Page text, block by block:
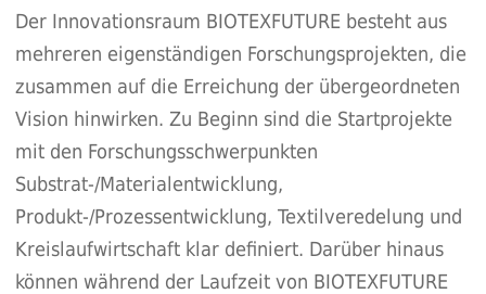
Der Innovationsraum BIOTEXFUTURE besteht aus
mehreren eigenständigen Forschungsprojekten, die
zusammen auf die Erreichung der übergeordneten
Vision hinwirken. Zu Beginn sind die Startprojekte
mit den Forschungsschwerpunkten
Substrat-/Materialentwicklung,
Produkt-/Prozessentwicklung, Textilveredelung und
Kreislaufwirtschaft klar definiert. Darüber hinaus
können während der Laufzeit von BIOTEXFUTURE